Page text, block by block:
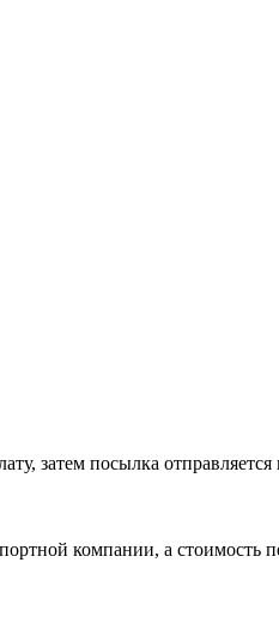
затем посылка
компании, а стоимость